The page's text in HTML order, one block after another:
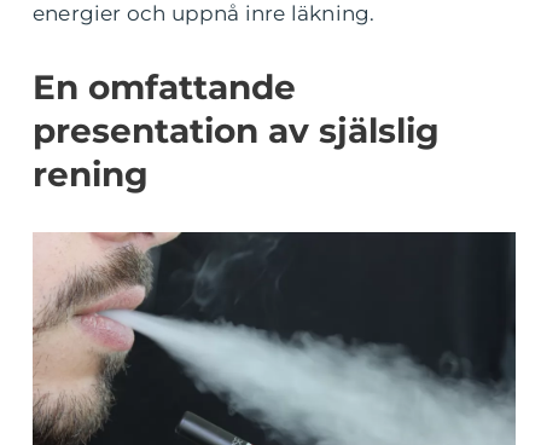
energier och uppnå inre läkning.
En omfattande
presentation av själslig
rening